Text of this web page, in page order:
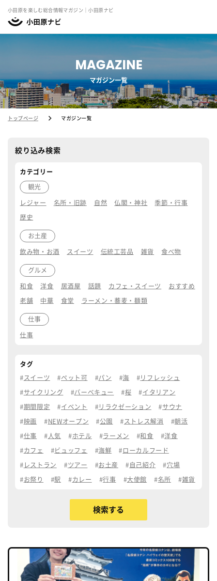
小田原を楽しむ総合情報マガジン｜小田原ナビ
MAGAZINE
マガジン一覧
トップページ マガジン一覧
絞り込み検索
カテゴリー
観光
レジャー 名所・旧跡 自然 仏閣・神社 季節・行事
歴史
お土産
飲み物・お酒 スイーツ 伝統工芸品 雑貨 食べ物
グルメ
和食 洋食 居酒屋 話題 カフェ・スイーツ おすすめ
老舗 中華 食堂 ラーメン・蕎麦・麺類
仕事
仕事
タグ
スイーツ ペット可 パン 海 リフレッシュ
サイクリング バーベキュー 桜 イタリアン
期間限定 イベント リラクゼーション サウナ
映画 NEWオープン 公園 ストレス解消 朝活
仕事 人気 ホテル ラーメン 和食 洋食
カフェ ビュッフェ 海鮮 ローカルフード
レストラン ツアー お土産 自己紹介 穴場
お祭り 駅 カレー 行事 大使館 名所 雑貨